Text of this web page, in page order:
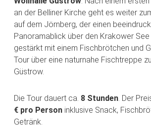
an der Belliner Kirche geht es weiter
auf dem Jörnberg, der einen
Panoramablick über den Krakower
gestärkt mit einem Fischbrötchen und
Tour über eine naturnahe Fischtreppe
Güstrow.
Die Tour dauert ca. 8 Stunden . Der
€ pro Person inklusive Snack,
Getränk.